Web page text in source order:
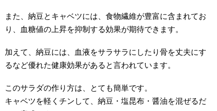
また、納豆とキャベツには、食物繊維が豊富に含まれてお
り、血糖値の上昇を抑制する効果が期待できます。
加えて、納豆には、血液をサラサラにしたり骨を丈夫にす
るなど優れた健康効果があると言われています。
このサラダの作り方は、とても簡単です。
キャベツを軽くチンして、納豆・塩昆布・醤油を混ぜるだ